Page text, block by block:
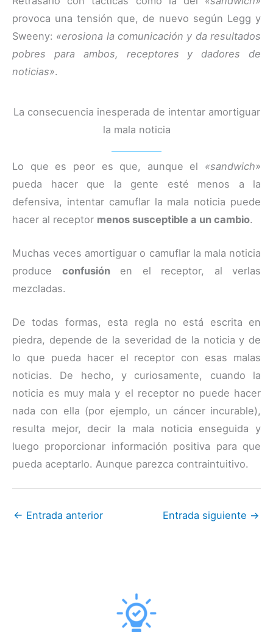
provoca una tensión que, de nuevo según Legg y
Sweeny: «erosiona la comunicación y da resultados
pobres para ambos, receptores y dadores de
noticias».
La consecuencia inesperada de intentar amortiguar
la mala noticia
Lo que es peor es que, aunque el «sandwich»
pueda hacer que la gente esté menos a la
defensiva, intentar camuflar la mala noticia puede
hacer al receptor menos susceptible a un cambio.
Muchas veces amortiguar o camuflar la mala noticia
produce confusiónen el receptor, al verlas
mezcladas.
De todas formas, esta regla no está escrita en
piedra, depende de la severidad de la noticia y de
lo que pueda hacer el receptor con esas malas
noticias. De hecho, y curiosamente, cuando la
noticia es muy mala y el receptor no puede hacer
nada con ella (por ejemplo, un cáncer incurable),
resulta mejor, decir la mala noticia enseguida y
luego proporcionar información positiva para que
pueda aceptarlo. Aunque parezca contraintuitivo.
← Entrada anterior Entrada siguiente →